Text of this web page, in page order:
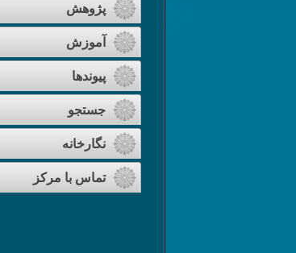
پژوهش
آموزش
پیوندها
جستجو
نگارخانه
تماس با مرکز